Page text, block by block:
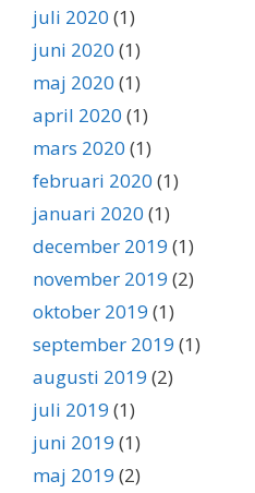
juli 2020 (1)
juni 2020 (1)
maj 2020 (1)
april 2020 (1)
mars 2020 (1)
februari 2020 (1)
januari 2020 (1)
december 2019 (1)
november 2019 (2)
oktober 2019 (1)
september 2019 (1)
augusti 2019 (2)
juli 2019 (1)
juni 2019 (1)
maj 2019 (2)